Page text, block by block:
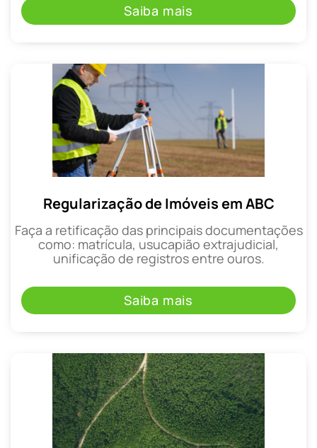
Saiba mais
Regularização de Imóveis em ABC
Faça a retificação das principais documentações
como: matrícula, usucapião extrajudicial,
unificação de registros entre ouros.
Saiba mais